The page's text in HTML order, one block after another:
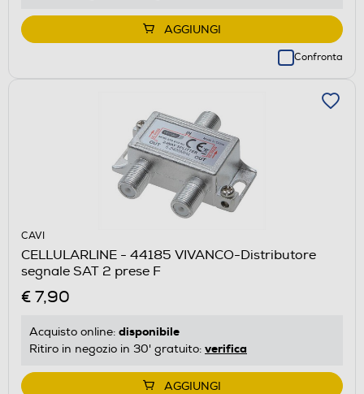
AGGIUNGI
Confronta
CAVI
CELLULARLINE - 44185 VIVANCO-Distributore
segnale SAT 2 prese F
€ 7,90
Acquisto online: disponibile
Ritiro in negozio in 30' gratuito: verifica
AGGIUNGI